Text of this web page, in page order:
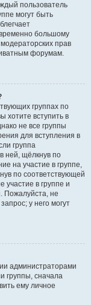
пользователь
могут быть
большому
прав
форумам.
группах по
хотите вступить в
не все группы
для вступления в
группа
ней, щёлкнув по
на участие в группе,
по соответствующей
участие в группе и
Пожалуйста, не
у него могут
администраторами
группы, сначала
ему личное